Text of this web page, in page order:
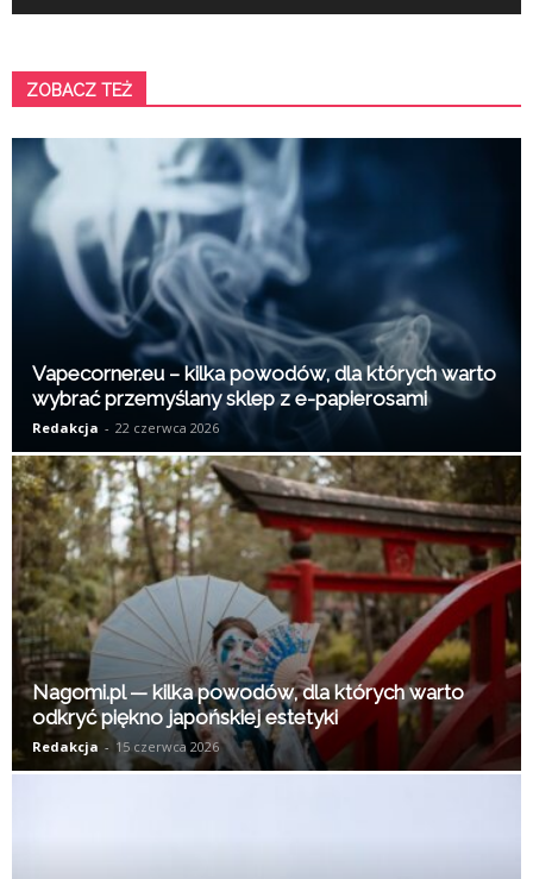
ZOBACZ TEŻ
Vapecorner.eu – kilka powodów, dla których warto
wybrać przemyślany sklep z e-papierosami
Redakcja - 22 czerwca 2026
Nagomi.pl — kilka powodów, dla których warto
odkryć piękno japońskiej estetyki
Redakcja - 15 czerwca 2026